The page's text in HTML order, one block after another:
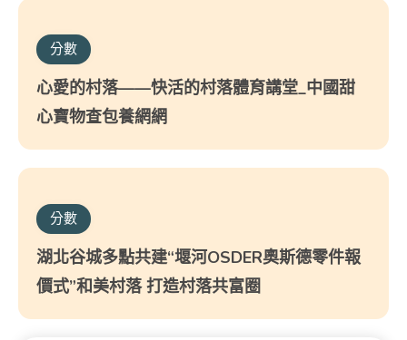
分數
心愛的村落——快活的村落體育講堂_中國甜
心寶物查包養網網
分數
湖北谷城多點共建“堰河OSDER奧斯德零件報
價式”和美村落 打造村落共富圈